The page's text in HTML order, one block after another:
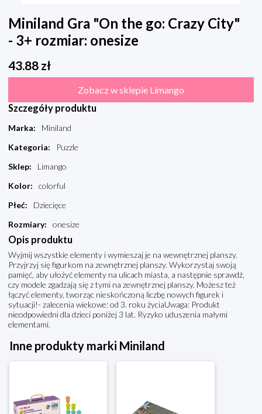
Miniland Gra "On the go: Crazy City"
- 3+ rozmiar: onesize
43.88 zł
Zobacz w sklepie Limango
Szczegóły produktu
Marka:
Miniland
Kategoria:
Puzzle
Sklep:
Limango
Kolor:
colorful
Płeć:
Dziecięce
Rozmiary: onesize
Opis produktu
Wyjmij wszystkie elementy i wymieszaj je na wewnętrznej planszy.
Przyjrzyj się figurkom na zewnętrznej planszy. Wykorzystaj swoją
pamięć, aby ułożyć elementy na ulicach miasta, a następnie sprawdź,
czy modele zgadzają się z tymi na zewnętrznej planszy. Możesz też
łączyć elementy, tworząc nieskończoną liczbę nowych figurek i
sytuacji!- zalecenia wiekowe: od 3. roku życiaUwaga: Produkt
nieodpowiedni dla dzieci poniżej 3 lat. Ryzyko uduszenia małymi
elementami.
Inne produkty marki Miniland